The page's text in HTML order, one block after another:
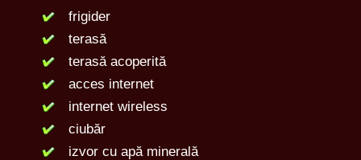
frigider
terasă
terasă acoperită
acces internet
internet wireless
ciubăr
izvor cu apă minerală